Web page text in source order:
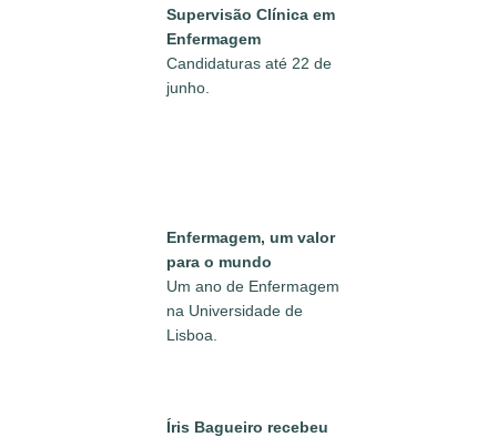
Supervisão Clínica em
Enfermagem
Candidaturas até 22 de
junho.
Enfermagem, um valor
para o mundo
Um ano de Enfermagem
na Universidade de
Lisboa.
Íris Bagueiro recebeu